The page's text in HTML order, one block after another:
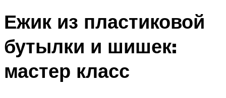
Ежик из пластиковой
бутылки и шишек:
мастер класс